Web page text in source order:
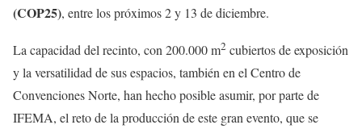
(COP25), entre los próximos 2 y 13 de diciembre.
La capacidad del recinto, con 200.000 m2 cubiertos de exposición
y la versatilidad de sus espacios, también en el Centro de
Convenciones Norte, han hecho posible asumir, por parte de
IFEMA, el reto de la producción de este gran evento, que se